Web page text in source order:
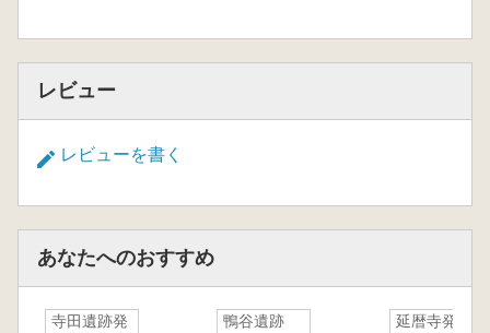
レビュー
レビューを書く
あなたへのおすすめ
寺田遺跡発
鴨谷遺跡
延暦寺発掘